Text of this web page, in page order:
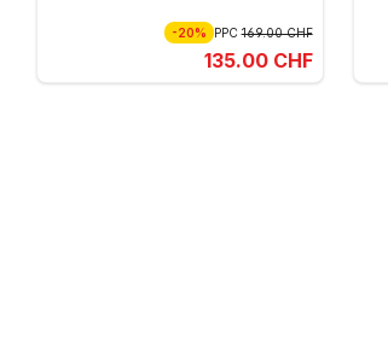
-20% PPC169.00 CHF
135.00 CHF